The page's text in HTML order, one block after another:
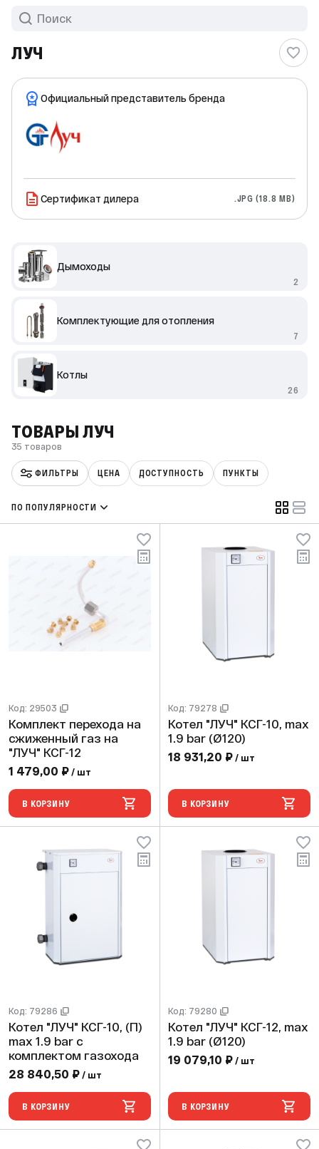
ЛУЧ
Официальный представитель бренда
Сертификат дилера .JPG (18.8 MB)
Дымоходы
2
Комплектующие для отопления
7
Котлы
26
ТОВАРЫ ЛУЧ
35 товаров
ФИЛЬТРЫ ЦЕНА ДОСТУПНОСТЬ ПУНКТЫ
ПО ПОПУЛЯРНОСТИ
Код: 29503
Комплект перехода на
сжиженный газ на
"ЛУЧ" КСГ-12
1 479,00 ₽ / шт
В КОРЗИНУ
Код: 79278
Котел "ЛУЧ" КСГ-10, max
1.9 bar (Ø120)
18 931,20 ₽ / шт
В КОРЗИНУ
Код: 79286
Котел "ЛУЧ" КСГ-10, (П)
max 1.9 bar с
комплектом газохода
28 840,50 ₽ / шт
В КОРЗИНУ
Код: 79280
Котел "ЛУЧ" КСГ-12, max
1.9 bar (Ø120)
19 079,10 ₽ / шт
В КОРЗИНУ